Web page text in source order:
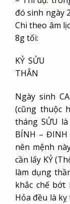
đó sinh ngày
Chi theo âm
8g tối:
KỶ
THÂN
Ngày sinh
(cũng thuộc
tháng SỬU
BÍNH –
nên mệnh
cần lấy KỶ
làm dụng
khắc chế bớt
Hỏa đều là